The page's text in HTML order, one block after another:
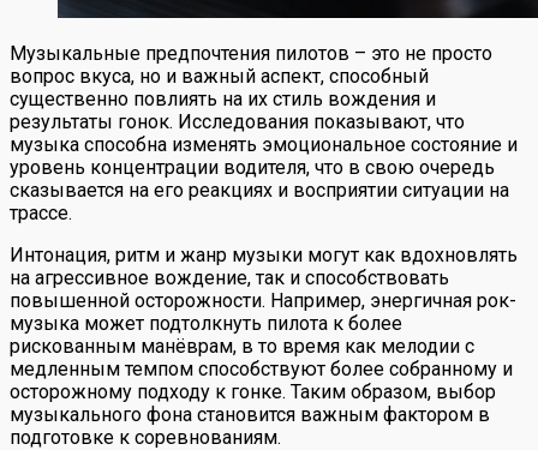
Музыкальные предпочтения пилотов – это не просто
вопрос вкуса, но и важный аспект, способный
существенно повлиять на их стиль вождения и
результаты гонок. Исследования показывают, что
музыка способна изменять эмоциональное состояние и
уровень концентрации водителя, что в свою очередь
сказывается на его реакциях и восприятии ситуации на
трассе.
Интонация, ритм и жанр музыки могут как вдохновлять
на агрессивное вождение, так и способствовать
повышенной осторожности. Например, энергичная рок-
музыка может подтолкнуть пилота к более
рискованным манёврам, в то время как мелодии с
медленным темпом способствуют более собранному и
осторожному подходу к гонке. Таким образом, выбор
музыкального фона становится важным фактором в
подготовке к соревнованиям.